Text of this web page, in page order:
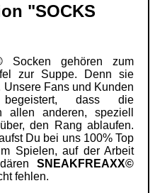
"SOCKS
Socken gehören zum
zur Suppe. Denn sie
Fans und Kunden
dass die
allen anderen, speziell
den Rang ablaufen.
Du bei uns 100% Top
Spielen, auf der Arbeit
SNEAKFREAXX©
fehlen.